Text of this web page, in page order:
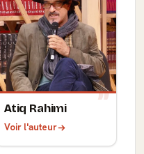
Atiq Rahimi
Voir l'auteur